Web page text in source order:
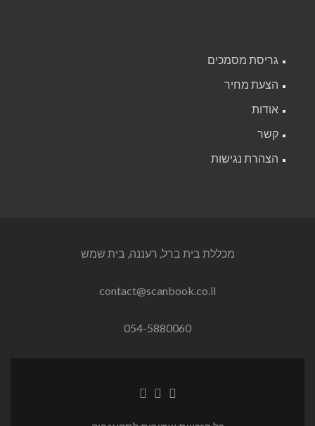
גריסת מסמכים
הצעת מחיר
אודות
קשר
הצהרת נגישות
מכללת בית ברל, רעננה, בית שמש
contact@scanbook.co.il
054-5880060
Facebook
Twitter
Linkedin